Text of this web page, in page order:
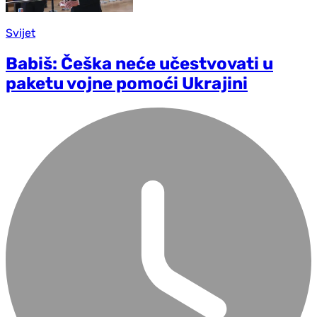
Svijet
Babiš: Češka neće učestvovati u
paketu vojne pomoći Ukrajini